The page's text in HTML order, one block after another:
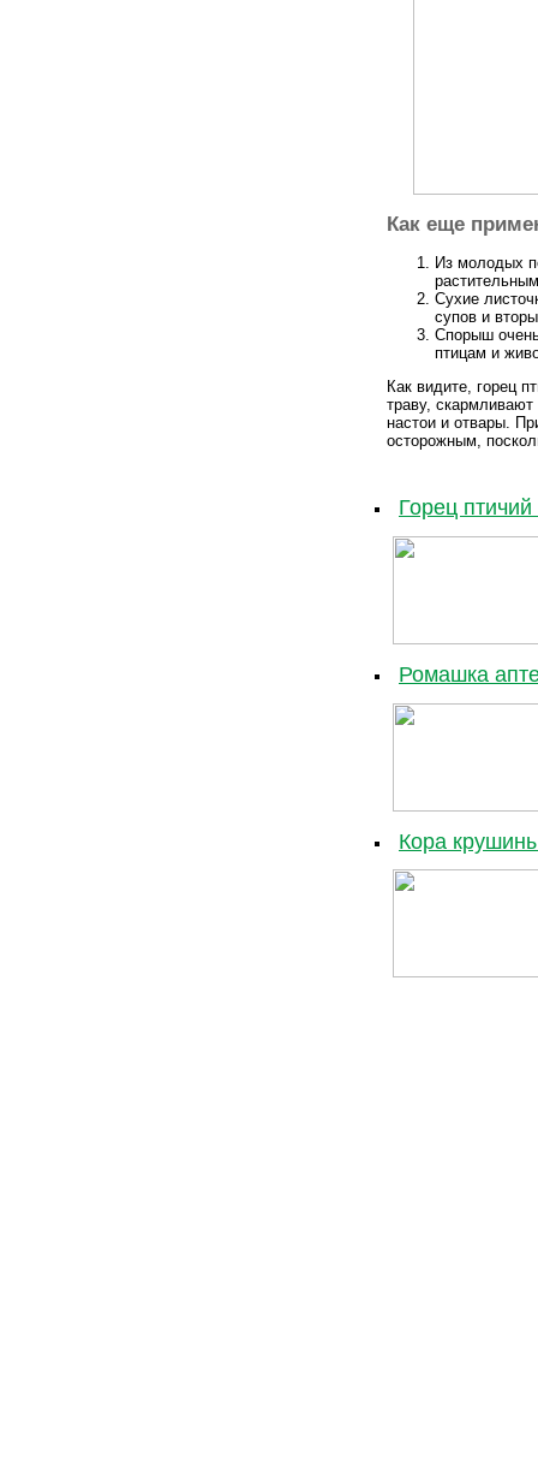
Как еще
Из молодых
Сухие
супов и
Спорыш
птицам и
Как видите, горец
траву, скармливают
настои и отвары.
осторожным,
Горец
Ромашка
Кора